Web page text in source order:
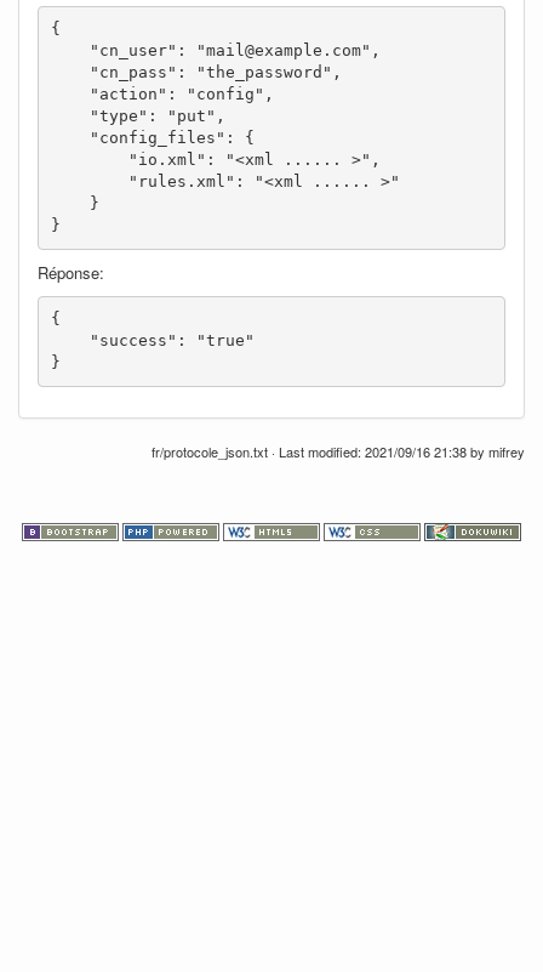
{
    "cn_user": "mail@example.com",
    "cn_pass": "the_password",
    "action": "config",
    "type": "put",
    "config_files": {
        "io.xml": "<xml ...... >",
        "rules.xml": "<xml ...... >"
    }
}
Réponse:
{
    "success": "true"
}
fr/protocole_json.txt · Last modified: 2021/09/16 21:38 by mifrey